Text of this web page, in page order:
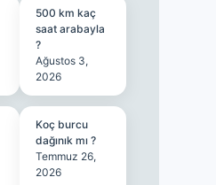
500 km kaç
saat arabayla
?
Ağustos 3,
2026
Koç burcu
dağınık mı ?
Temmuz 26,
2026